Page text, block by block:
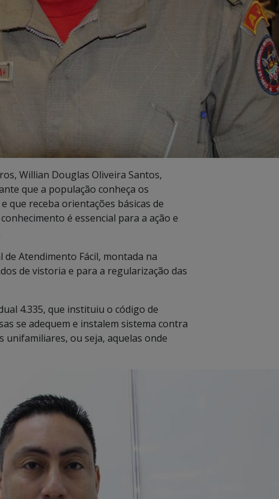
Willian Douglas Oliveira Santos,
que a população conheça os
que receba orientações básicas de
é essencial para a ação e
Atendimento Fácil, montada na
de vistoria e para a regularização das
4.335, que instituiu o código de
se adequem e instalem sistema contra
unifamiliares, ou seja, aquelas onde